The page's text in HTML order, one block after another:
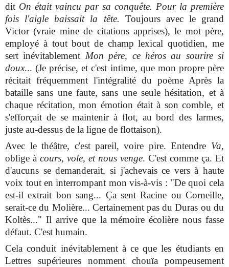
dit On était vaincu par sa conquête. Pour la première
fois l'aigle baissait la tête. Toujours avec le grand
Victor (vraie mine de citations apprises), le mot père,
employé à tout bout de champ lexical quotidien, me
sert inévitablement Mon père, ce héros au sourire si
doux... (Je précise, et c'est intime, que mon propre père
récitait fréquemment l'intégralité du poème Après la
bataille sans une faute, sans une seule hésitation, et à
chaque récitation, mon émotion était à son comble, et
s'efforçait de se maintenir à flot, au bord des larmes,
juste au-dessus de la ligne de flottaison).
Avec le théâtre, c'est pareil, voire pire. Entendre Va,
oblige àcours, vole, et nous venge. C'est comme ça. Et
d'aucuns se demanderait, si j'achevais ce vers à haute
voix tout en interrompant mon vis-à-vis : "De quoi cela
est-il extrait bon sang... Ça sent Racine ou Corneille,
serait-ce du Molière... Certainement pas du Duras ou du
Koltès..." Il arrive que la mémoire écolière nous fasse
défaut. C'est humain.
Cela conduit inévitablement à ce que les étudiants en
Lettres supérieures nomment chouïa pompeusement